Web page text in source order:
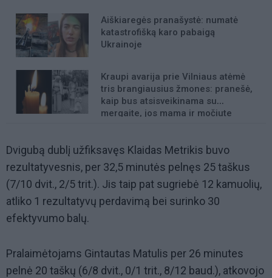
Aiškiaregės pranašystė: numatė
katastrofišką karo pabaigą
Ukrainoje
Kraupi avarija prie Vilniaus atėmė
tris brangiausius žmones: pranešė,
kaip bus atsisveikinama su
mergaite, jos mama ir močiute
Dvigubą dublį užfiksavęs Klaidas Metrikis buvo
rezultatyvesnis, per 32,5 minutės pelnęs 25 taškus
(7/10 dvit., 2/5 trit.). Jis taip pat sugriebė 12 kamuolių,
atliko 1 rezultatyvų perdavimą bei surinko 30
efektyvumo balų.
Pralaimėtojams Gintautas Matulis per 26 minutes
pelnė 20 taškų (6/8 dvit., 0/1 trit., 8/12 baud.), atkovojo